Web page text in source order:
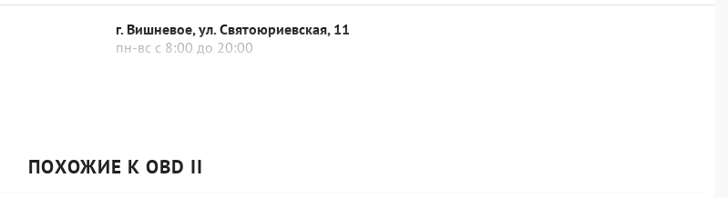
г. Вишневое, ул. Святоюриевская, 11
пн-вс с 8:00 до 20:00
ПОХОЖИЕ К OBD II